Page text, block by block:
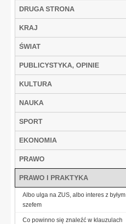
DRUGA STRONA
KRAJ
ŚWIAT
PUBLICYSTYKA, OPINIE
KULTURA
NAUKA
SPORT
EKONOMIA
PRAWO
PRAWO I PRAKTYKA
Albo ulga na ZUS, albo interes z byłym
szefem
Co powinno się znaleźć w klauzulach